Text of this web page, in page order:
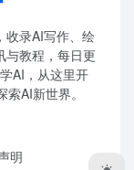
录AI写作、绘
与教程，每日更
AI，从这里开
AI新世界。
明